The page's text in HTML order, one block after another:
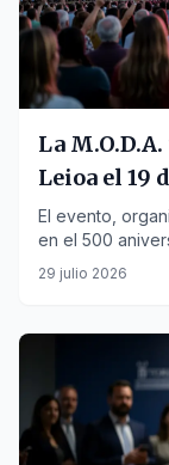
La
Leioa el 19
concierto
El evento,
en el 500
"Leioa tiene un
29 julio 2026